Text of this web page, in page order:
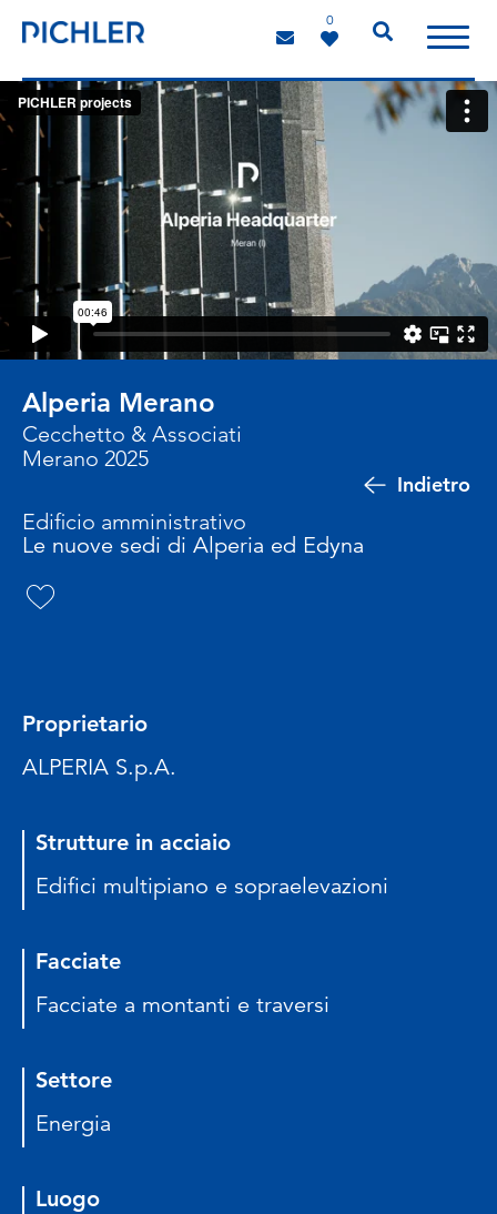
0
Indietro
Alperia Merano
Cecchetto & Associati
Merano 2025
Edificio amministrativo
Le nuove sedi di Alperia ed Edyna
Proprietario
ALPERIA S.p.A.
Strutture in acciaio
Edifici multipiano e sopraelevazioni
Facciate
Facciate a montanti e traversi
Settore
Energia
Luogo